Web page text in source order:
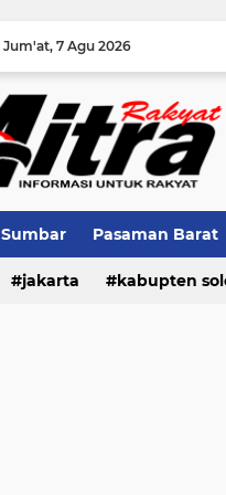
Jum'at 7 Agu 2026
Sumbar Pasaman Barat
Kota Solok Bank
jakarta kabupten